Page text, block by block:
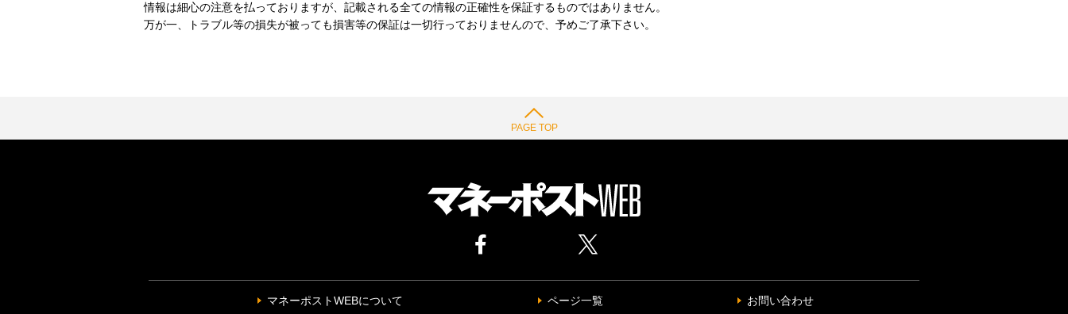
情報は細心の注意を払っておりますが、記載される全ての情報の正確性を保証するものではありません。
万が一、トラブル等の損失が被っても損害等の保証は一切行っておりませんので、予めご了承下さい。
PAGE TOP
マネーポストWEBについて ページ一覧 お問い合わせ